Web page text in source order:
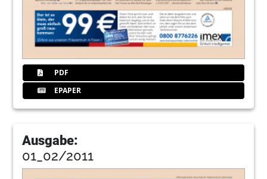
PDF
EPAPER
Ausgabe:
01_02/2011